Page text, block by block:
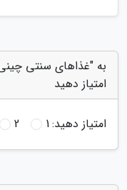
به "غذاهای سنتی
امتیاز دهید
امتیاز دهید:1
2